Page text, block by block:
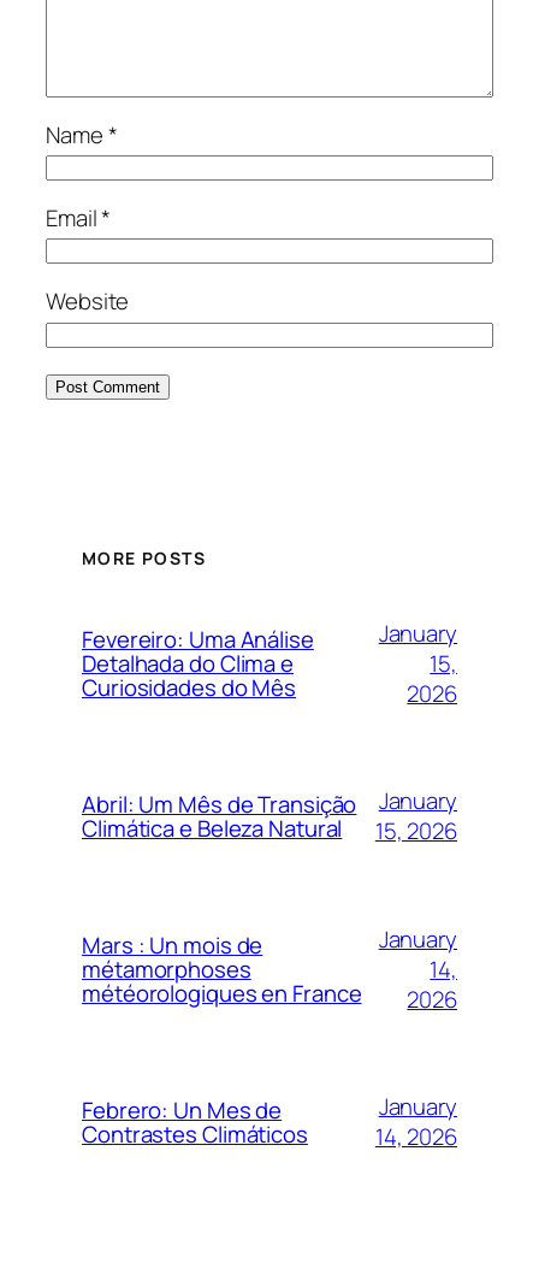
Name*
Email*
Website
MORE POSTS
Fevereiro: Uma Análise
Detalhada do Clima e
Curiosidades do Mês
January
15,
2026
Abril: Um Mês de Transição
Climática e Beleza Natural
January
15, 2026
Mars : Un mois de
métamorphoses
météorologiques en France
January
14,
2026
Febrero: Un Mes de
Contrastes Climáticos
January
14, 2026